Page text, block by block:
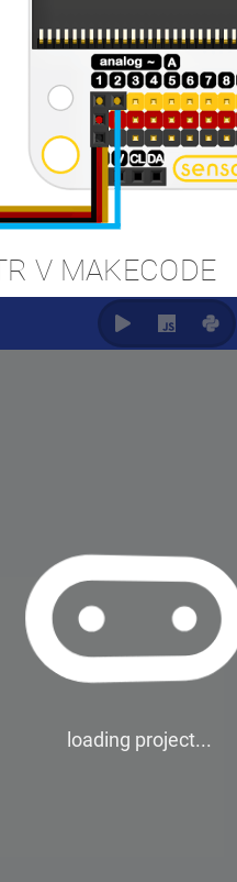
V MAKECODE